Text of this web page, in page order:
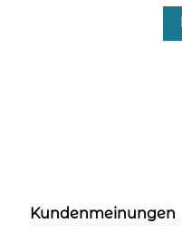
Kundenmeinungen